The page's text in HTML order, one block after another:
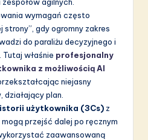
wymagań często
gdy ogromny zakres
do paraliżu decyzyjnego i
właśnie profesjonalny
z możliwością AI
niejasny
działający plan.
użytkownika (3Cs) z
mogą przejść dalej po ręcznym
zaawansowaną